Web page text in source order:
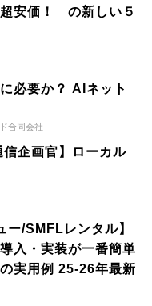
安価！ の新しい５
必要か？ AIネット
合同会社
信企画官】ローカル
ー/SMFLレンタル】
入・実装が一番簡単
実用例 25-26年最新